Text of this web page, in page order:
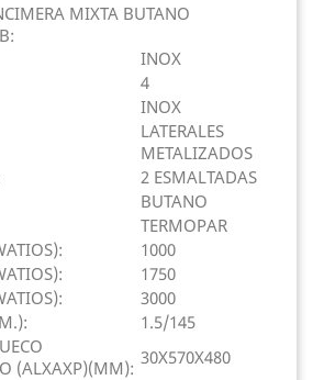
MIXTA BUTANO
INOX
4
INOX
LATERALES
METALIZADOS
2 ESMALTADAS
BUTANO
TERMOPAR
1000
1750
3000
1.5/145
(ALXAXP)(MM): 30X570X480